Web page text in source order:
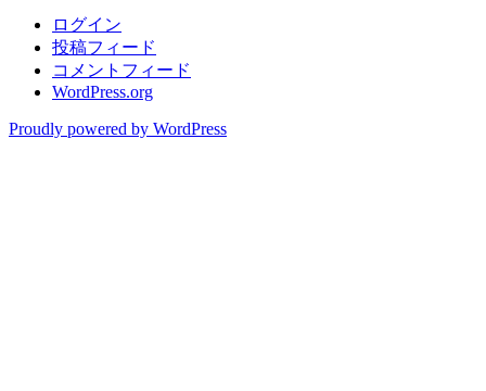
ログイン
投稿フィード
コメントフィード
WordPress.org
Proudly powered by WordPress